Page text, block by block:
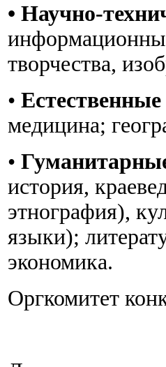
• Научно-
творчества,
•
медицина;
•
история,
этнография),
языки);
экономика.
Оргкомитет